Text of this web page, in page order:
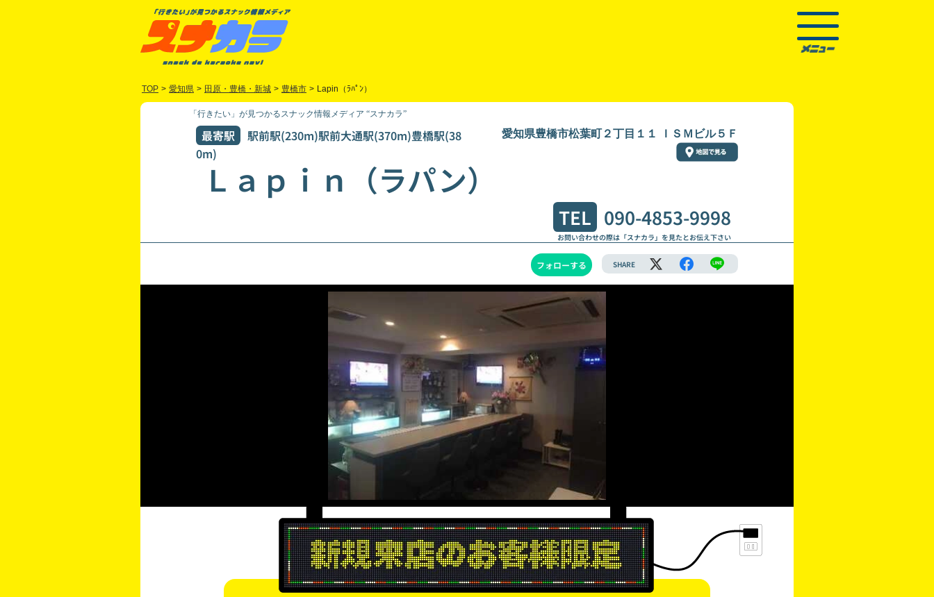
TOP > 愛知県 > 田原・豊橋・新城 > 豊橋市 > Lapin（ﾗﾊﾟﾝ）
「行きたい」が見つかるスナック情報メディア “スナカラ”
最寄駅
駅前駅(230m)駅前大通駅(370m)豊橋駅(38
0m)
愛知県豊橋市松葉町２丁目１１ ＩＳＭビル５Ｆ
Ｌａｐｉｎ（ラパン）
TEL 090-4853-9998
お問い合わせの際は「スナカラ」を見たとお伝え下さい
フォローする SHARE